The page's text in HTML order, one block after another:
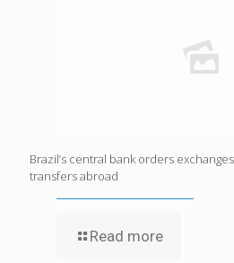
Brazil’s central bank orders
transfers abroad
Read more